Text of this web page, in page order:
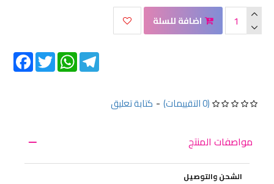
(0 التقييمات) - كتابة تعليق
اضافة للسلة
Twitter
WhatsAppTelegram
مواصفات المنتج
الشحن والتوصيل